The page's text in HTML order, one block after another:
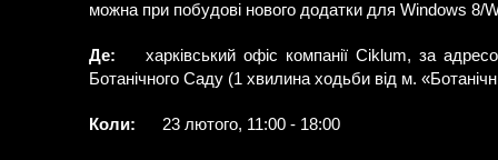
можна при побудові нового додатки для Windows 8/
Де:
харківський офіс компанії Ciklum, за
Ботанічного Саду (1 хвилина ходьби від м.
Коли: 23 лютого, 11:00 - 18:00